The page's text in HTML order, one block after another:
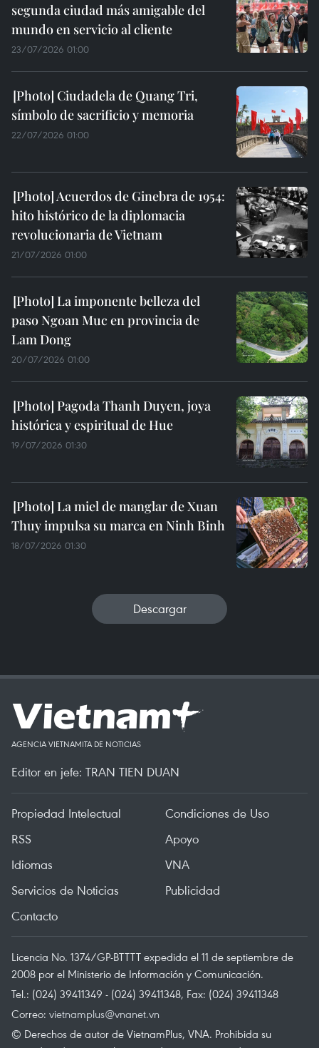
segunda ciudad más amigable del
mundo en servicio al cliente
23/07/2026 01:00
Ciudadela de Quang Tri,
símbolo de sacrificio y memoria
22/07/2026 01:00
Acuerdos de Ginebra de 1954:
hito histórico de la diplomacia
revolucionaria de Vietnam
21/07/2026 01:00
La imponente belleza del
paso Ngoan Muc en provincia de
Lam Dong
20/07/2026 01:00
Pagoda Thanh Duyen, joya
histórica y espiritual de Hue
19/07/2026 01:30
La miel de manglar de Xuan
Thuy impulsa su marca en Ninh Binh
18/07/2026 01:30
Descargar
AGENCIA VIETNAMITA DE NOTICIAS
Editor en jefe: TRAN TIEN DUAN
Propiedad Intelectual
Condiciones de Uso
RSS
Apoyo
Idiomas
VNA
Servicios de Noticias
Publicidad
Contacto
Licencia No. 1374/GP-BTTTT expedida el 11 de septiembre de
2008 por el Ministerio de Información y Comunicación.
Tel.: (024) 39411349 - (024) 39411348, Fax: (024) 39411348
Correo: vietnamplus@vnanet.vn
© Derechos de autor de VietnamPlus, VNA. Prohibida su